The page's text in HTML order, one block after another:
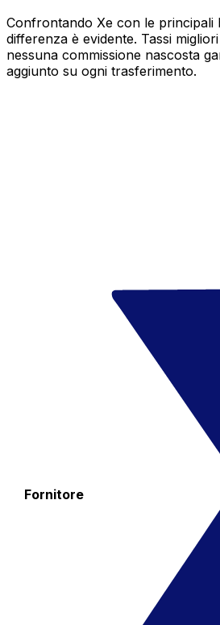
Confrontando Xe con le
differenza è evidente. Tassi
nessuna commissione nascosta
aggiunto su ogni trasferimento.
Fornitore